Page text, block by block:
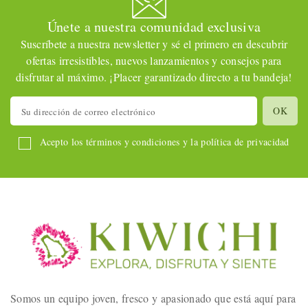
Únete a nuestra comunidad exclusiva
Suscríbete a nuestra newsletter y sé el primero en descubrir
ofertas irresistibles, nuevos lanzamientos y consejos para
disfrutar al máximo. ¡Placer garantizado directo a tu bandeja!
Acepto los términos y condiciones y la política de privacidad
Somos un equipo joven, fresco y apasionado que está aquí para